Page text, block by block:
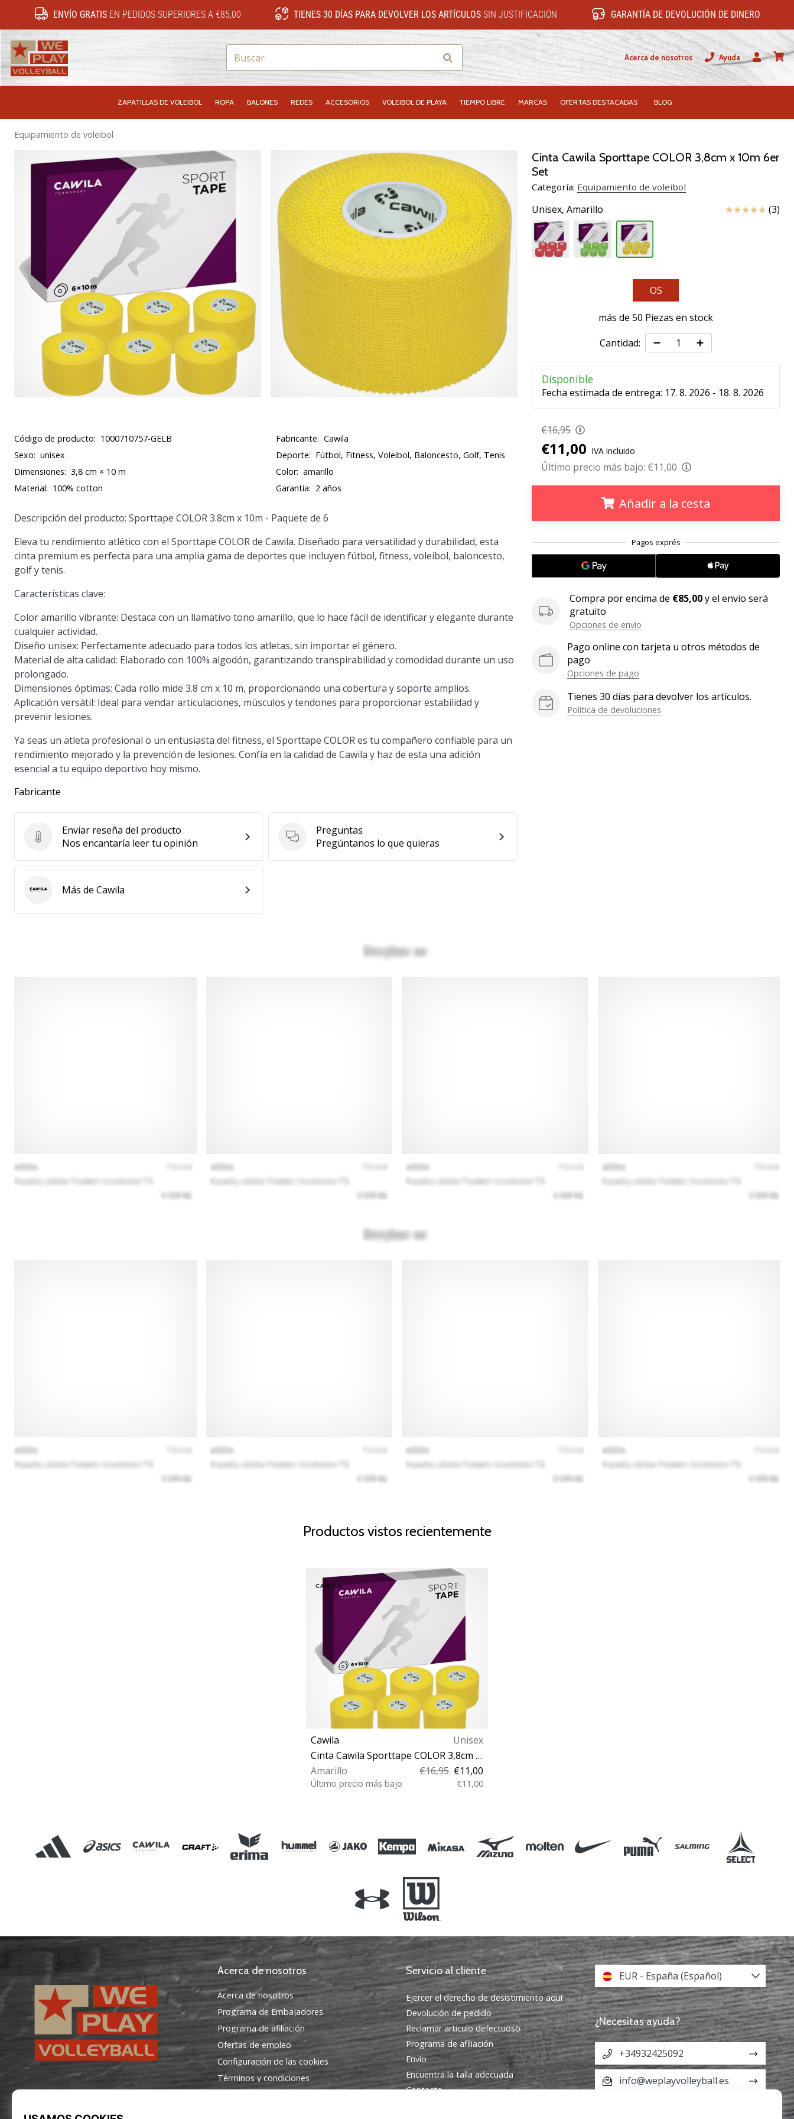
ENVÍO GRATISEN PEDIDOS SUPERIORES A €85,00 TIENES 30 DÍAS PARA DEVOLVER LOS ARTÍCULOS SIN JUSTIFICACIÓN GARANTÍA DE DEVOLUCIÓN DE DINERO
Buscar Acerca de nosotros
Ayuda
Usuario
ZAPATILLAS DE VOLEIBOL ROPA BALONES REDES ACCESORIOS VOLEIBOL DE PLAYA TIEMPO LIBRE MARCAS OFERTAS DESTACADAS BLOG
Equipamiento de voleibol
Cinta Cawila Sporttape COLOR 3,8cm x 10m 6er
Set
Categoría: Equipamiento de voleibol
Unisex, Amarillo Reseña (3)
OS
más de 50 Piezas en stock
Cantidad:
Disponible
Fecha estimada de entrega: 17. 8. 2026 - 18. 8. 2026
€16,95
€11,00 IVA incluido
Último precio más bajo: €11,00
Añadir a la cesta
Compra por encima de €85,00y el envío será
gratuito
Opciones de envío
Pago online con tarjeta u otros métodos de
pago
Opciones de pago
Tienes 30 días para devolver los artículos.
Política de devoluciones
Código de producto: 1000710757-GELB Fabricante: Cawila
Sexo: unisex Deporte: Fútbol, Fitness, Voleibol, Baloncesto, Golf, Tenis
Dimensiones: 3,8 cm × 10 m Color: amarillo
Material: 100% cotton Garantía: 2 años
Descripción del producto: Sporttape COLOR 3.8cm x 10m - Paquete de 6
Eleva tu rendimiento atlético con el Sporttape COLOR de Cawila. Diseñado para versatilidad y durabilidad, esta
cinta premium es perfecta para una amplia gama de deportes que incluyen fútbol, fitness, voleibol, baloncesto,
golf y tenis.
Características clave:
Color amarillo vibrante: Destaca con un llamativo tono amarillo, que lo hace fácil de identificar y elegante durante
cualquier actividad.
Diseño unisex: Perfectamente adecuado para todos los atletas, sin importar el género.
Material de alta calidad: Elaborado con 100% algodón, garantizando transpirabilidad y comodidad durante un uso
prolongado.
Dimensiones óptimas: Cada rollo mide 3.8 cm x 10 m, proporcionando una cobertura y soporte amplios.
Aplicación versátil: Ideal para vendar articulaciones, músculos y tendones para proporcionar estabilidad y
prevenir lesiones.
Ya seas un atleta profesional o un entusiasta del fitness, el Sporttape COLOR es tu compañero confiable para un
rendimiento mejorado y la prevención de lesiones. Confía en la calidad de Cawila y haz de esta una adición
esencial a tu equipo deportivo hoy mismo.
Fabricante
Enviar reseña del producto
Enviar reseña del producto
Nos encantaría leer tu opinión
Preguntas
Preguntas
Pregúntanos lo que quieras
CawilaMás de Cawila
Productos vistos recientemente
Cawila
Unisex
Cinta Cawila Sporttape COLOR 3,8cm x 10m 6er Set
Amarillo
€16,95 €11,00
Último precio más bajo €11,00
Acerca de nosotros
Acerca de nosotros
Programa de Embajadores
Programa de afiliación
Ofertas de empleo
Configuración de las cookies
Términos y condiciones
Servicio al cliente
Ejercer el derecho de desistimiento aquí
Devolución de pedido
Reclamar artículo defectuoso
Programa de afiliación
Envío
Encuentra la talla adecuada
Contacto
EUR - España (Español)
¿Necesitas ayuda?
+34932425092
info@weplayvolleyball.es